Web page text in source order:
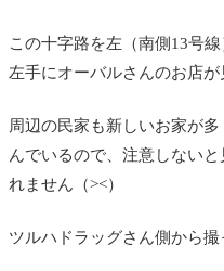
この十字路を左（南側13号
左手にオーバルさんのお店が
周辺の民家も新しいお家が
んでいるので、注意しない
れません（><）
ツルハドラッグさん側から撮